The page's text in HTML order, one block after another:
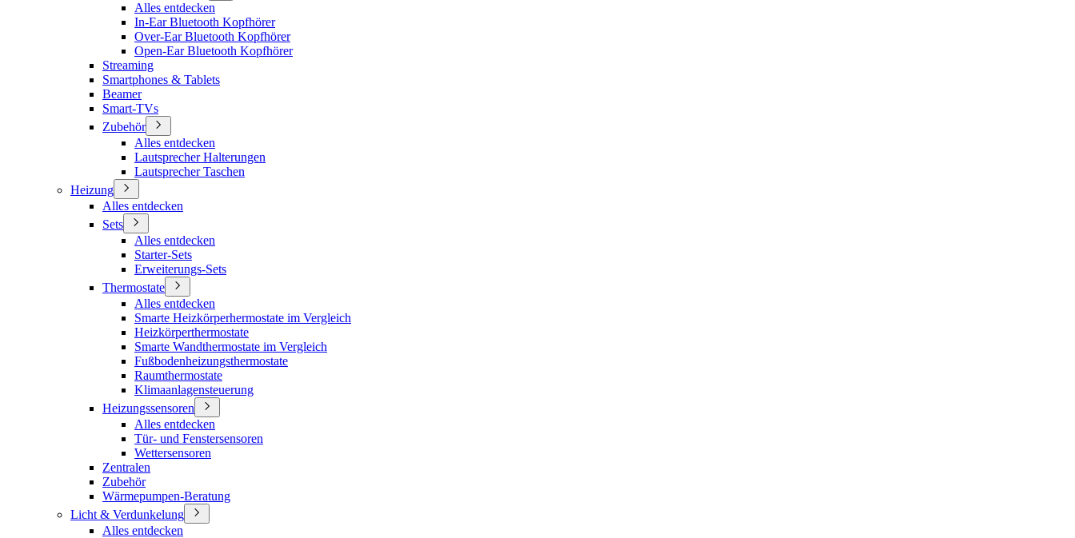
Alles entdecken
In-Ear Bluetooth Kopfhörer
Over-Ear Bluetooth Kopfhörer
Open-Ear Bluetooth Kopfhörer
Streaming
Smartphones & Tablets
Beamer
Smart-TVs
Zubehör
Alles entdecken
Lautsprecher Halterungen
Lautsprecher Taschen
Heizung
Alles entdecken
Sets
Alles entdecken
Starter-Sets
Erweiterungs-Sets
Thermostate
Alles entdecken
Smarte Heizkörperhermostate im Vergleich
Heizkörperthermostate
Smarte Wandthermostate im Vergleich
Fußbodenheizungsthermostate
Raumthermostate
Klimaanlagensteuerung
Heizungssensoren
Alles entdecken
Tür- und Fenstersensoren
Wettersensoren
Zentralen
Zubehör
Wärmepumpen-Beratung
Licht & Verdunkelung
Alles entdecken